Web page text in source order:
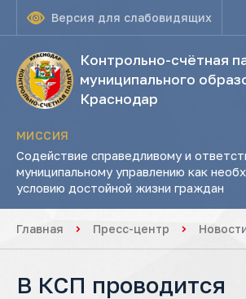
Версия для слабовидящих
Контрольно-счётная
муниципального
Краснодар
МИССИЯ
Содействие справедливому и
муниципальному управлению как
условию достойной жизни граждан
Главная Пресс-центр
В КСП проводится